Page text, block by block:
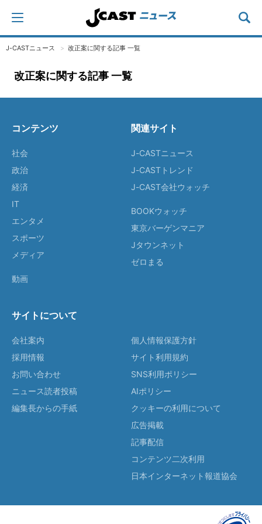
J-CASTニュース 改正案に関する記事 一覧
改正案に関する記事 一覧
コンテンツ
社会
政治
経済
IT
エンタメ
スポーツ
メディア
動画
関連サイト
J-CASTニュース
J-CASTトレンド
J-CAST会社ウォッチ
BOOKウォッチ
東京バーゲンマニア
Jタウンネット
ゼロまる
サイトについて
会社案内
採用情報
お問い合わせ
ニュース読者投稿
編集長からの手紙
個人情報保護方針
サイト利用規約
SNS利用ポリシー
AIポリシー
クッキーの利用について
広告掲載
記事配信
コンテンツ二次利用
日本インターネット報道協会